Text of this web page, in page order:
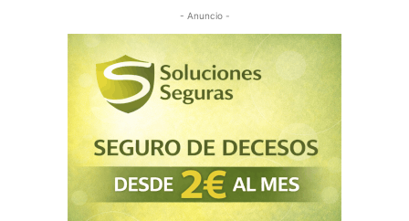
- Anuncio -